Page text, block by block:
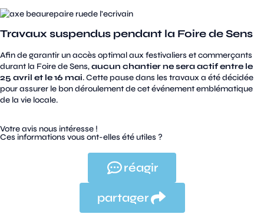
Travaux suspendus pendant la Foire de Sens
Afin de garantir un accès optimal aux festivaliers et commerçants
durant la Foire de Sens,aucun chantier ne sera actif entre le
25 avril et le 16 mai. Cette pause dans les travaux a été décidée
pour assurer le bon déroulement de cet événement emblématique
de la vie locale.
Votre avis nous intéresse !
Ces informations vous ont-elles été utiles ?
réagir
partager